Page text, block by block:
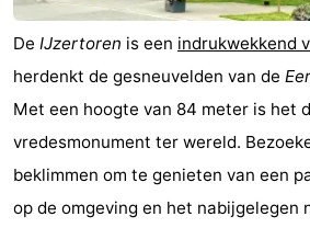
De IJzertoren is een indrukwekkend
herdenkt de gesneuvelden van de
Met een hoogte van 84 meter is het
vredesmonument ter wereld.
beklimmen om te genieten van een
op de omgeving en het nabijgelegen